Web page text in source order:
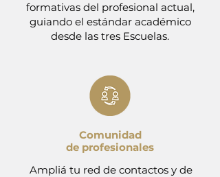
formativas del profesional actual,
guiando el estándar académico
desde las tres Escuelas.
Comunidad
de profesionales
Ampliá tu red de contactos y de